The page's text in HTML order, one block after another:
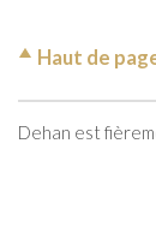
Haut de
Dehan est